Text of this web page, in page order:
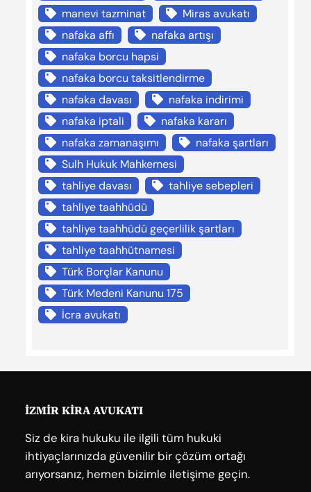
manevi tazminat
Miras avukatı
nafaka affı
nafaka artışı
nafaka borcu hapsi
nafaka borcu taksitlendirme
nafaka davası
nafaka indirimi
nafaka iptali
nafaka kararı
nafaka zamanaşımı
nafaka şartları
Sulh Hukuk Mahkemesi
tahliye davası
tahliye sebepleri
tahliye taahhüdü
tahliye taahhüdü geçerlilik şartları
tahliye taahhütnamesi
Türk Borçlar Kanunu
Türk Medeni Kanunu 175
İcra avukatı
İZMİR KİRA AVUKATI
Siz de kira hukuku ile ilgili tüm hukuki
ihtiyaçlarınızda güvenilir bir çözüm ortağı
arıyorsanız, hemen bizimle iletişime geçin.